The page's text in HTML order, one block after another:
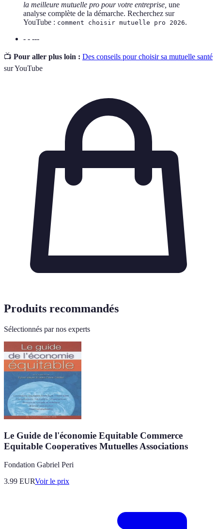
la meilleure mutuelle pro pour votre entreprise, une
analyse complète de la démarche. Recherchez sur
YouTube : comment choisir mutuelle pro 2026.
- - ---
📺 Pour aller plus loin : Des conseils pour choisir sa mutuelle santé
sur YouTube
Produits recommandés
Sélectionnés par nos experts
Le Guide de l'économie Equitable Commerce
Equitable Cooperatives Mutuelles Associations
Fondation Gabriel Peri
3.99 EURVoir le prix